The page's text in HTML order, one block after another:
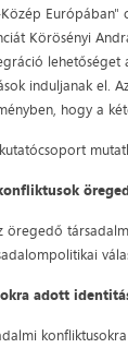
Körösényi
induljanak el.
hogy a
öregedő
adott